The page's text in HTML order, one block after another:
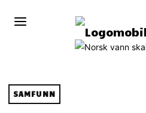
SAMFUNN